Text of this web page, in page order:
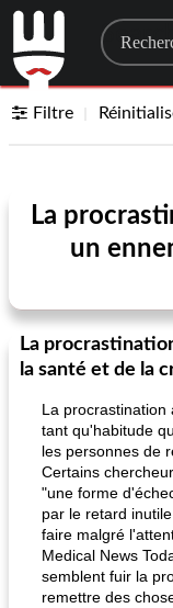
Filtre
La
un
La
la santé et de la
La procrastination
tant qu'habitude
les personnes de
Certains
"une forme
par le retard
faire malgré
Medical News
semblent fuir la
remettre des